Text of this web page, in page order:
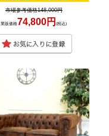
市場参考価格148,000円
業販価格74,800円(税込)